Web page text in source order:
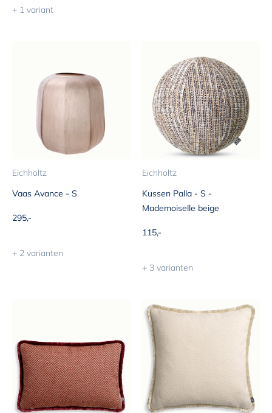
+ 1 variant
Eichholtz
Vaas Avance - S
Aanbiedingsprijs
295,-
+ 2 varianten
Eichholtz
Kussen Palla - S -
Mademoiselle beige
Aanbiedingsprijs
115,-
+ 3 varianten